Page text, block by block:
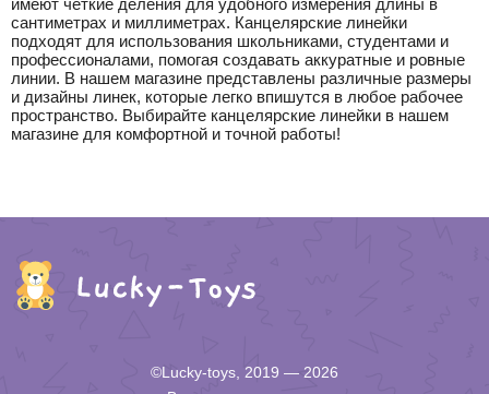
сантиметрах и миллиметрах. Канцелярские линейки
подходят для использования школьниками, студентами и
профессионалами, помогая создавать аккуратные и ровные
линии. В нашем магазине представлены различные размеры
и дизайны линек, которые легко впишутся в любое рабочее
пространство. Выбирайте канцелярские линейки в нашем
магазине для комфортной и точной работы!
©Lucky-toys, 2019 — 2026